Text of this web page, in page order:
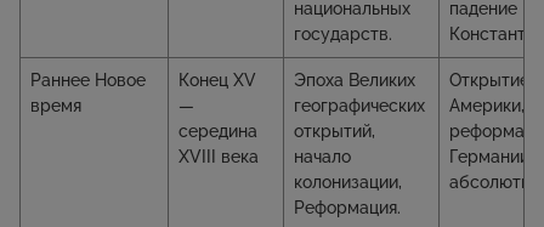
национальных
государств.
падение
Раннее Новое
время
Конец XV
—
середина
XVIII века
Эпоха Великих
географических
открытий,
начало
колонизации,
Реформация.
Открытие
Америки,
Германии,